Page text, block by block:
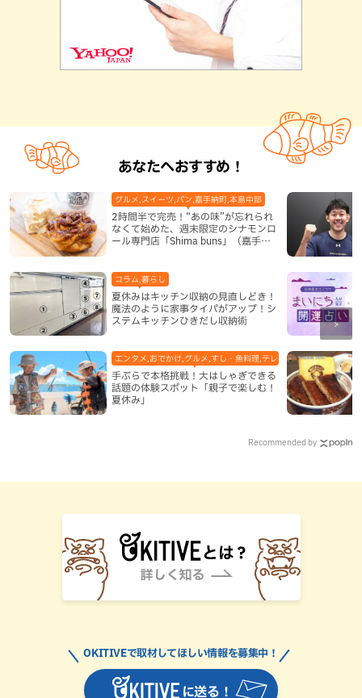
あなたへおすすめ！
2時間半で完売！“あの味”が忘れられ
なくて始めた、週末限定のシナモンロ
ール専門店「Shima buns」（嘉手納
グルメ,スイーツ,パン,嘉手納町,本島中部
夏休みはキッチン収納の見直しどき！
魔法のように家事タイパがアップ！シ
ステムキッチンひきだし収納術
コラム,暮らし
手ぶらで本格挑戦！大はしゃぎできる
話題の体験スポット「親子で楽しむ！
夏休み」
エンタメ,おでかけ,グルメ,すし・魚料理,テレビ,体験,北谷町,地域,
Recommended by
に送る！
OKITIVEで取材してほしい情報を募集中！